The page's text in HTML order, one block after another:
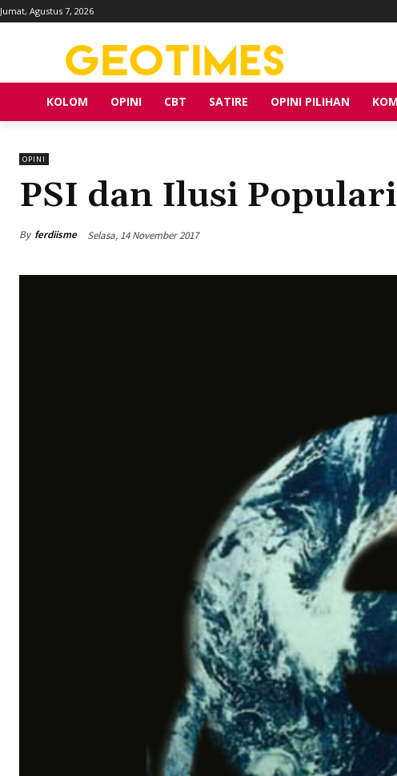
Jumat, Agustus 7, 2026
KOLOM OPINI CBT SATIRE OPINI PILIHAN
OPINI
PSI dan Ilusi
By ferdiisme Selasa, 14 November 2017